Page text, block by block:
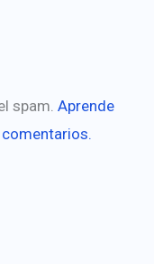
spam.Aprende